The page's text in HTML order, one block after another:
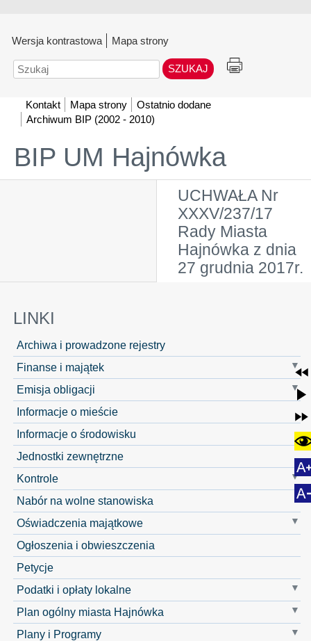
Wersja kontrastowa Mapa strony
Szukaj
Kontakt Mapa strony
Ostatnio dodane
Archiwum BIP (2002 - 2010)
BIP UM Hajnówka
UCHWAŁA Nr
XXXV/237/17
Rady Miasta
Hajnówka z dnia
27 grudnia 2017r.
LINKI
Archiwa i prowadzone rejestry
Finanse i majątek
Emisja obligacji
Informacje o mieście
Informacje o środowisku
Jednostki zewnętrzne
Kontrole
Nabór na wolne stanowiska
Oświadczenia majątkowe
Ogłoszenia i obwieszczenia
Petycje
Podatki i opłaty lokalne
Plan ogólny miasta Hajnówka
Plany i Programy